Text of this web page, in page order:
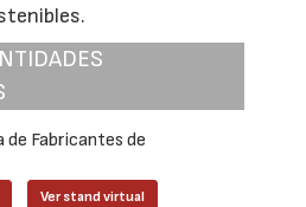
de Fabricantes de
Ver stand virtual